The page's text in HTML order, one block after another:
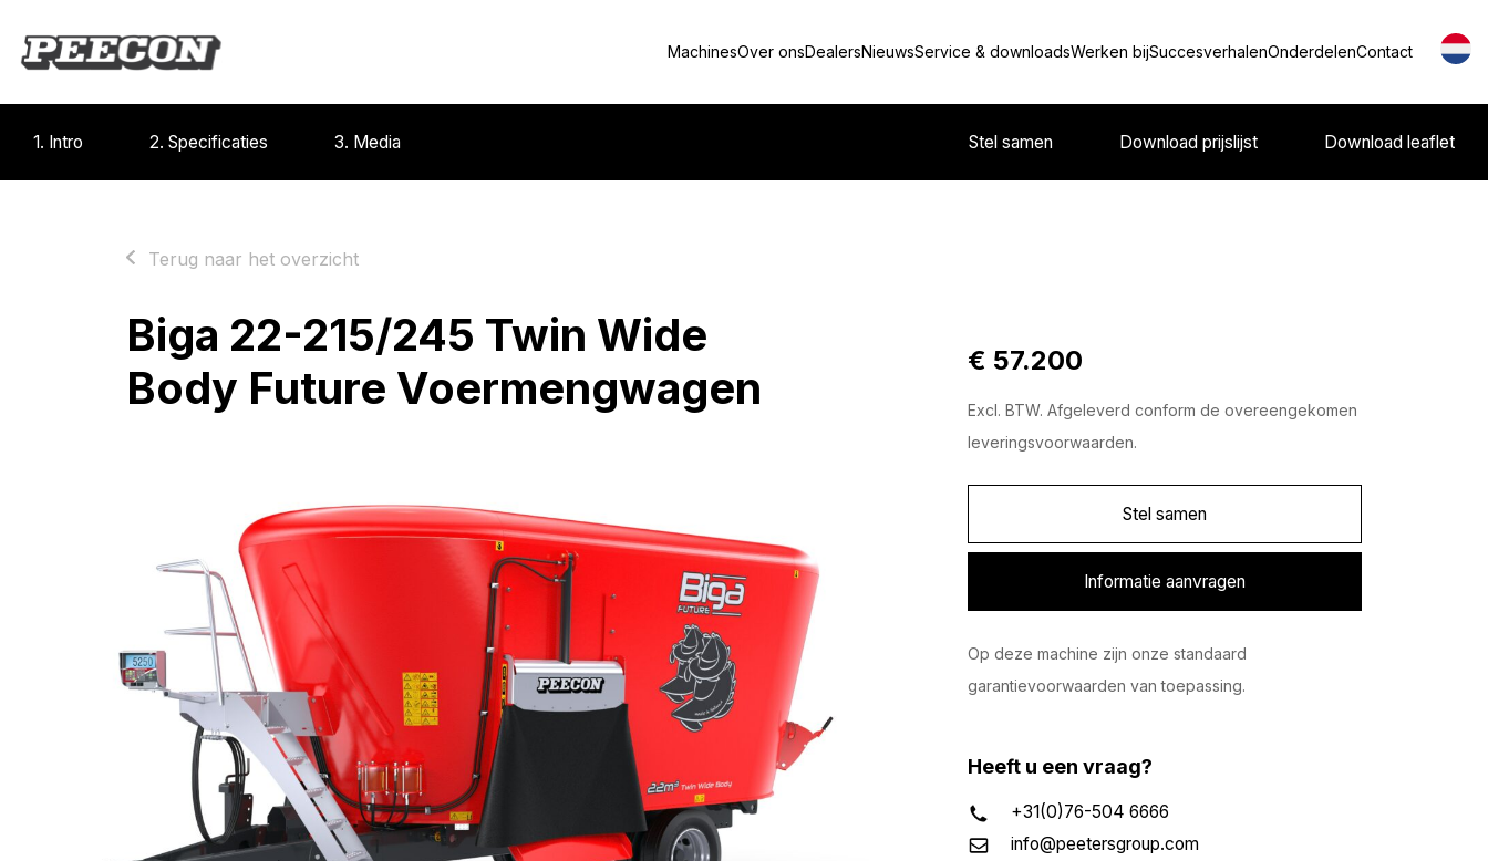
MachinesOver onsDealersNieuwsService & downloadsWerken bijSuccesverhalenOnderdelenContact
1. Intro 2. Specificaties 3. Media Stel samen Download prijslijst Download leaflet
Terug naar het overzicht
Biga 22-215/245 Twin Wide
Body Future Voermengwagen
€ 57.200
Excl. BTW. Afgeleverd conform de overeengekomen
leveringsvoorwaarden.
Stel samen
Informatie aanvragen
Op deze machine zijn onze standaard
garantievoorwaarden van toepassing.
Heeft u een vraag?
+31(0)76-504 6666
info@peetersgroup.com